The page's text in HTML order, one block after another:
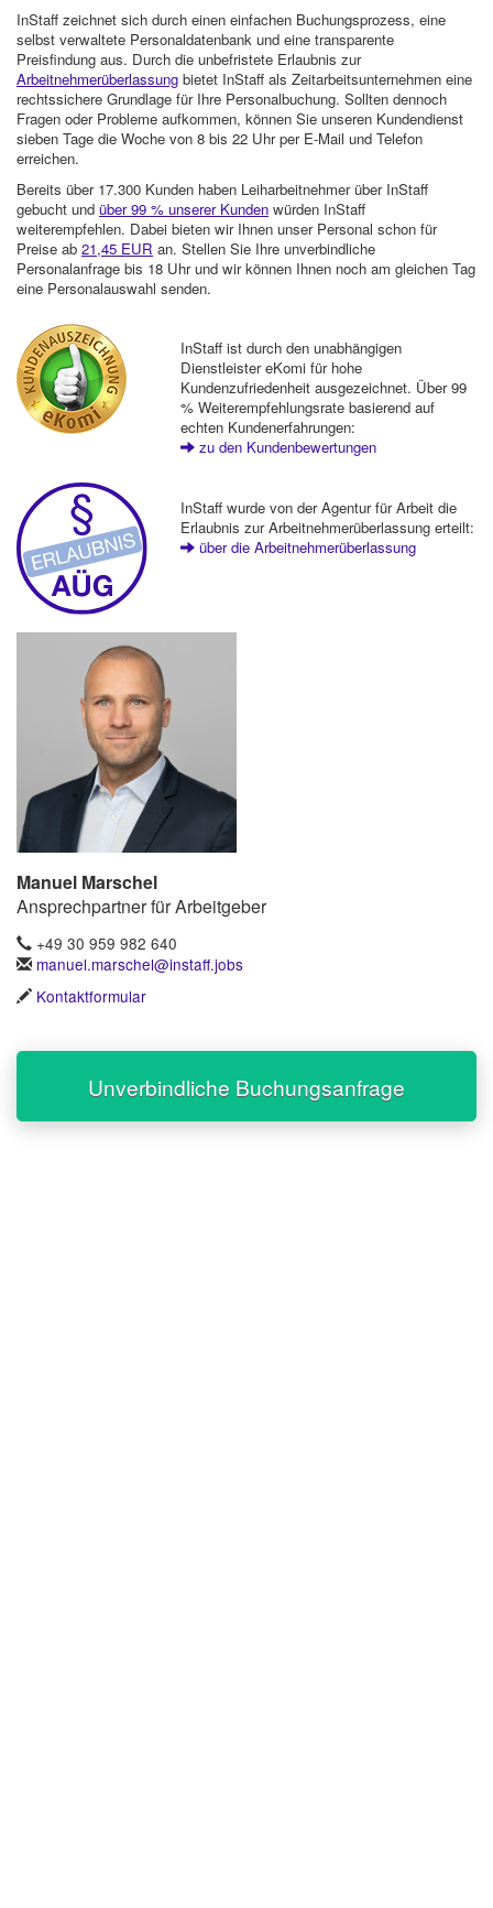
InStaff zeichnet sich durch einen einfachen Buchungsprozess, eine
selbst verwaltete Personaldatenbank und eine transparente
Preisfindung aus. Durch die unbefristete Erlaubnis zur
Arbeitnehmerüberlassung bietet InStaff als Zeitarbeitsunternehmen eine
rechtssichere Grundlage für Ihre Personalbuchung. Sollten dennoch
Fragen oder Probleme aufkommen, können Sie unseren Kundendienst
sieben Tage die Woche von 8 bis 22 Uhr per E-Mail und Telefon
erreichen.
Bereits über 17.300 Kunden haben Leiharbeitnehmer über InStaff
gebucht und über 99 % unserer Kunden würden InStaff
weiterempfehlen. Dabei bieten wir Ihnen unser Personal schon für
Preise ab 21,45 EUR an. Stellen Sie Ihre unverbindliche
Personalanfrage bis 18 Uhr und wir können Ihnen noch am gleichen Tag
eine Personalauswahl senden.
InStaff ist durch den unabhängigen
Dienstleister eKomi für hohe
Kundenzufriedenheit ausgezeichnet. Über 99
% Weiterempfehlungsrate basierend auf
echten Kundenerfahrungen:
zu den Kundenbewertungen
InStaff wurde von der Agentur für Arbeit die
Erlaubnis zur Arbeitnehmerüberlassung erteilt:
über die Arbeitnehmerüberlassung
Manuel Marschel
Ansprechpartner für Arbeitgeber
+49 30 959 982 640
manuel.marschel@instaff.jobs
Kontaktformular
Unverbindliche Buchungsanfrage